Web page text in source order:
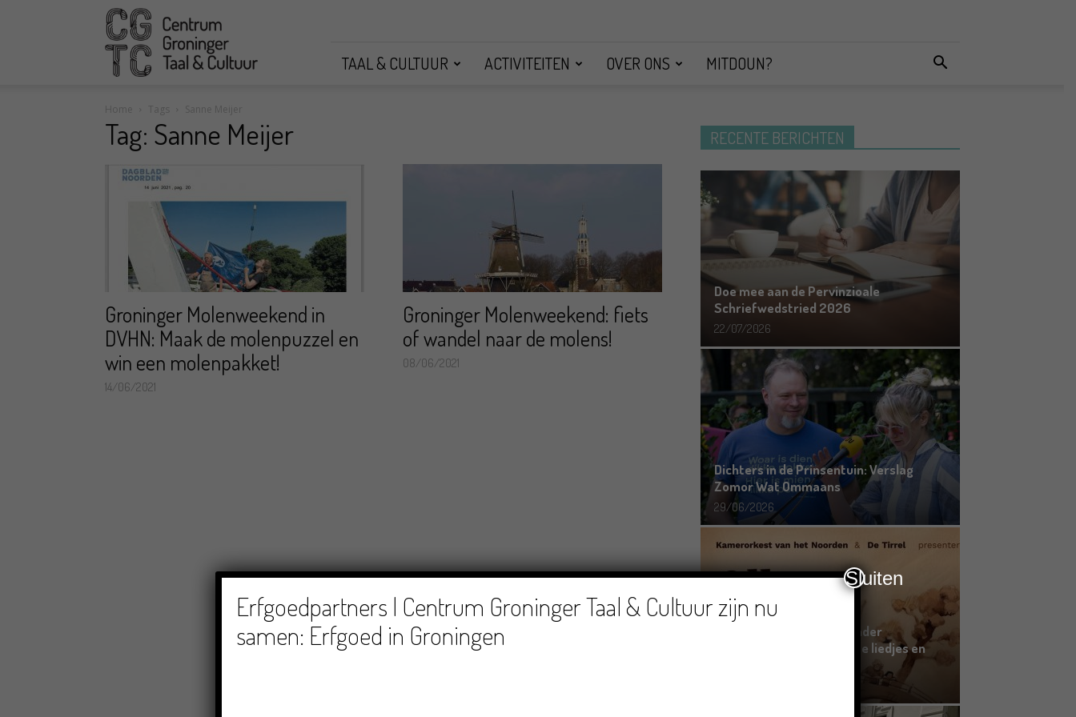
CGTC
TAAL & CULTUUR ACTIVITEITEN OVER ONS MITDOUN?
Home Tags Sanne Meijer
Tag: Sanne Meijer
Groninger Molenweekend in
DVHN: Maak de molenpuzzel en
win een molenpakket!
14/06/2021
Groninger Molenweekend: fiets
of wandel naar de molens!
08/06/2021
RECENTE BERICHTEN
Doe mee aan de Pervinzioale
Schriefwedstried 2026
22/07/2026
Dichters in de Prinsentuin: Verslag
Zomor Wat Ommaans
29/06/2026
Crowdfunding voor bijzonder
kinderboek met Groningse liedjes en
Erfgoedpartners | Centrum Groninger Taal & Cultuur zijn nu
samen: Erfgoed in Groningen
Sluiten